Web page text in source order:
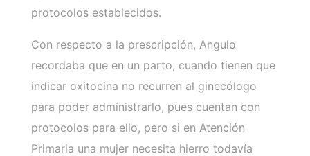
protocolos establecidos.
Con respecto a la prescripción, Angulo
recordaba que en un parto, cuando tienen que
indicar oxitocina no recurren al ginecólogo
para poder administrarlo, pues cuentan con
protocolos para ello, pero si en Atención
Primaria una mujer necesita hierro todavía